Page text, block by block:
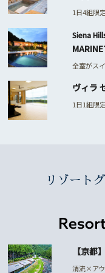
1日4組限
Siena
全室がス
ヴィラ
1日1組限
リゾート
【京都
清流×ア